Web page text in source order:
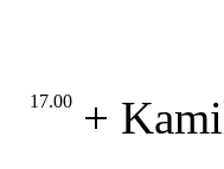
17.00 +